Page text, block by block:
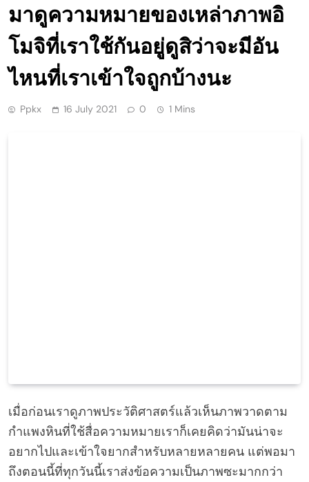
มาดูความหมายของเหล่าภาพอิ
โมจิที่เราใช้กันอยู่ดูสิว่าจะมีอัน
ไหนที่เราเข้าใจถูกบ้างนะ
Ppkx 16 July 2021 0 1 Mins
เมื่อก่อนเราดูภาพประวัติศาสตร์แล้วเห็นภาพวาดตาม
กำแพงหินที่ใช้สื่อความหมายเราก็เคยคิดว่ามันน่าจะ
อยากไปและเข้าใจยากสำหรับหลายหลายคน แต่พอมา
ถึงตอนนี้ที่ทุกวันนี้เราส่งข้อความเป็นภาพซะมากกว่า